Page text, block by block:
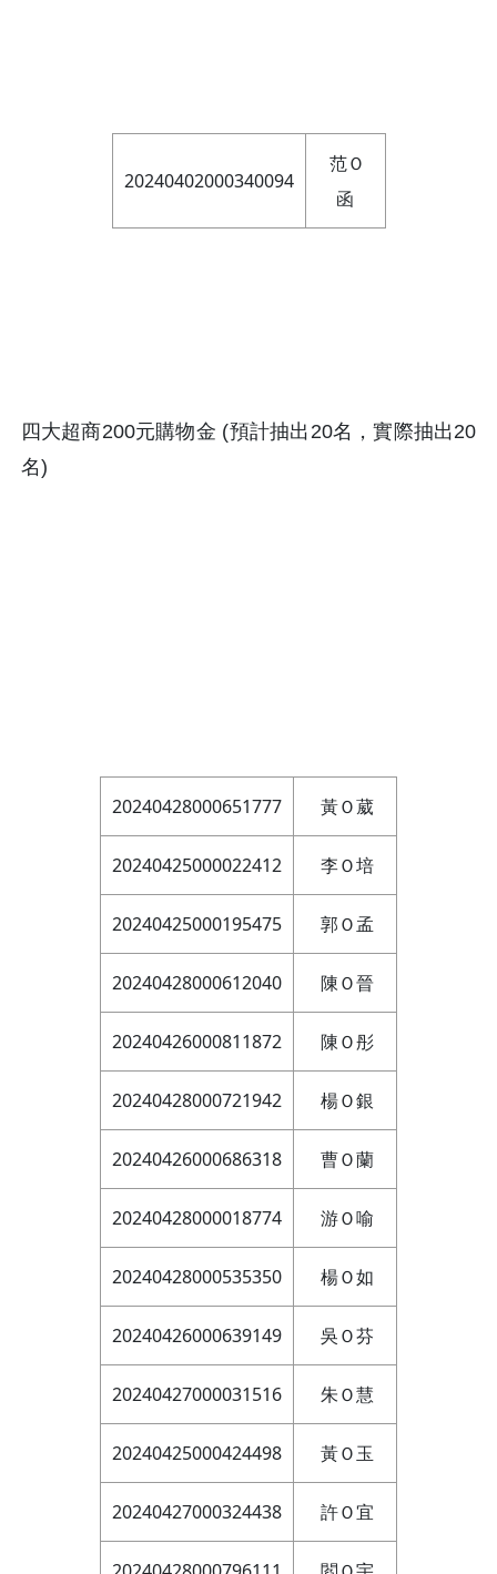
20240402000340094
范Ｏ
函
四大超商200元購物金 (預計抽出20名，實際抽出20
名)
20240428000651777 黃Ｏ葳
20240425000022412 李Ｏ培
20240425000195475 郭Ｏ孟
20240428000612040 陳Ｏ晉
20240426000811872 陳Ｏ彤
20240428000721942 楊Ｏ銀
20240426000686318 曹Ｏ蘭
20240428000018774 游Ｏ喻
20240428000535350 楊Ｏ如
20240426000639149 吳Ｏ芬
20240427000031516 朱Ｏ慧
20240425000424498 黃Ｏ玉
20240427000324438 許Ｏ宜